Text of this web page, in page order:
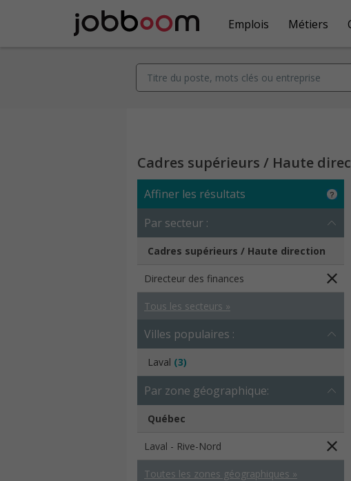
Emplois Métiers
Cadres supérieurs / Haute
Affiner les résultats
Par secteur :
Cadres supérieurs / Haute direction
Directeur des finances
Tous les secteurs »
Villes populaires :
Laval (3)
Par zone géographique:
Québec
Laval - Rive-Nord
Toutes les zones géographiques »